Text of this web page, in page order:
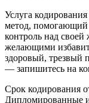
Услуга
метод, помогающий
контроль над
желающими
здоровый, трезвый
— запишитесь на
Срок кодирования
Дипломированные